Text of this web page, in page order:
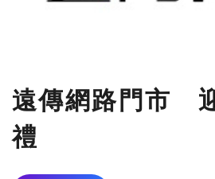
遠傳網路門市
禮